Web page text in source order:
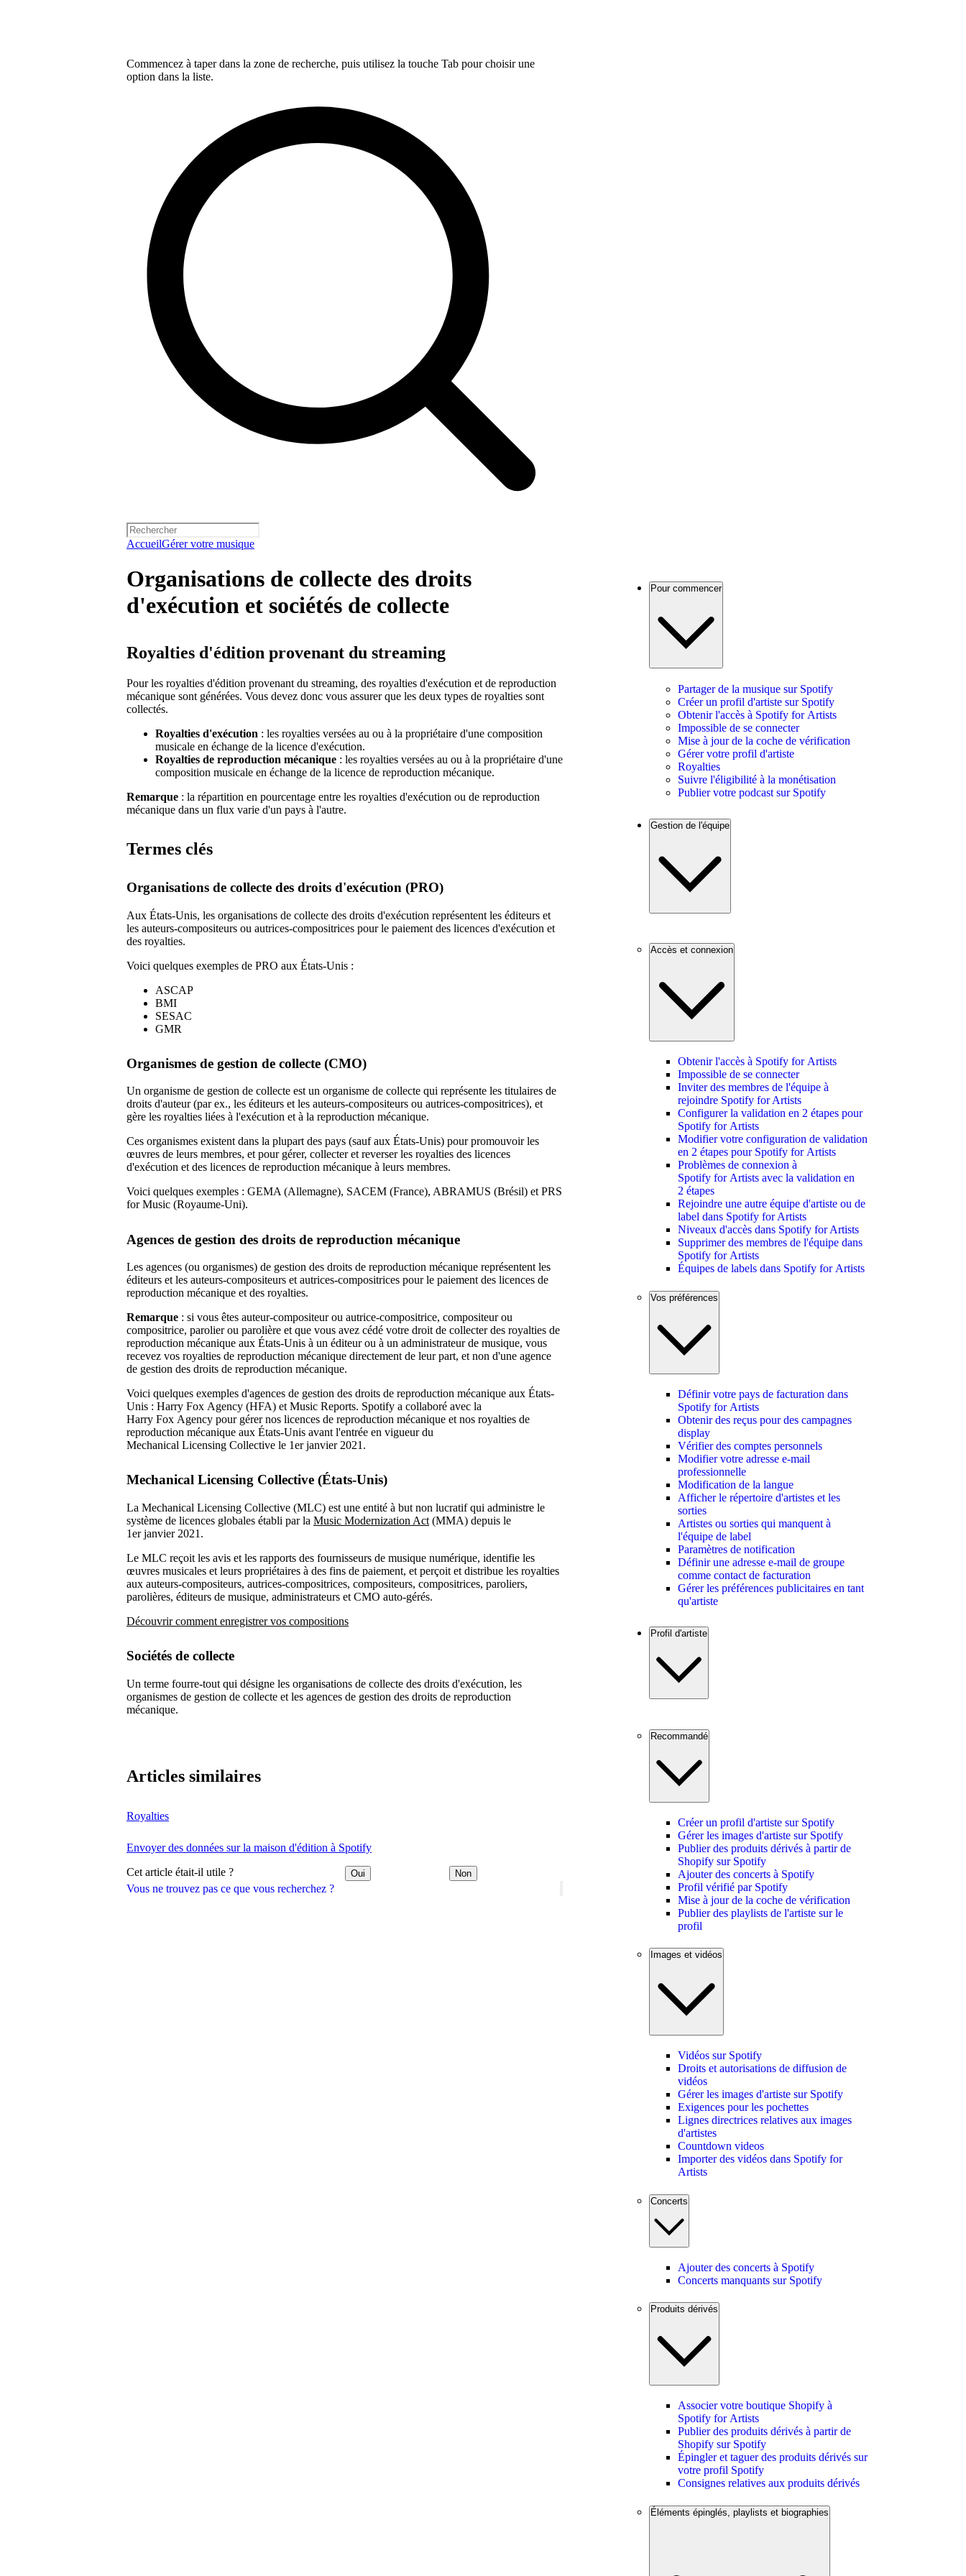
Commencez à taper dans la zone de recherche, puis utilisez la touche Tab pour choisir une
option dans la liste.
AccueilGérer votre musique
Vous ne trouvez pas ce que vous recherchez ?
Organisations de collecte des droits
d'exécution et sociétés de collecte
Royalties d'édition provenant du streaming
Pour les royalties d'édition provenant du streaming, des royalties d'exécution et de reproduction
mécanique sont générées. Vous devez donc vous assurer que les deux types de royalties sont
collectés.
Royalties d'exécution : les royalties versées au ou à la propriétaire d'une composition
musicale en échange de la licence d'exécution.
Royalties de reproduction mécanique : les royalties versées au ou à la propriétaire d'une
composition musicale en échange de la licence de reproduction mécanique.
Remarque : la répartition en pourcentage entre les royalties d'exécution ou de reproduction
mécanique dans un flux varie d'un pays à l'autre.
Termes clés
Organisations de collecte des droits d'exécution (PRO)
Aux États-Unis, les organisations de collecte des droits d'exécution représentent les éditeurs et
les auteurs-compositeurs ou autrices-compositrices pour le paiement des licences d'exécution et
des royalties.
Voici quelques exemples de PRO aux États-Unis :
ASCAP
BMI
SESAC
GMR
Organismes de gestion de collecte (CMO)
Un organisme de gestion de collecte est un organisme de collecte qui représente les titulaires de
droits d'auteur (par ex., les éditeurs et les auteurs-compositeurs ou autrices-compositrices), et
gère les royalties liées à l'exécution et à la reproduction mécanique.
Ces organismes existent dans la plupart des pays (sauf aux États-Unis) pour promouvoir les
œuvres de leurs membres, et pour gérer, collecter et reverser les royalties des licences
d'exécution et des licences de reproduction mécanique à leurs membres.
Voici quelques exemples : GEMA (Allemagne), SACEM (France), ABRAMUS (Brésil) et PRS
for Music (Royaume-Uni).
Agences de gestion des droits de reproduction mécanique
Les agences (ou organismes) de gestion des droits de reproduction mécanique représentent les
éditeurs et les auteurs-compositeurs et autrices-compositrices pour le paiement des licences de
reproduction mécanique et des royalties.
Remarque : si vous êtes auteur-compositeur ou autrice-compositrice, compositeur ou
compositrice, parolier ou parolière et que vous avez cédé votre droit de collecter des royalties de
reproduction mécanique aux États-Unis à un éditeur ou à un administrateur de musique, vous
recevez vos royalties de reproduction mécanique directement de leur part, et non d'une agence
de gestion des droits de reproduction mécanique.
Voici quelques exemples d'agences de gestion des droits de reproduction mécanique aux États-
Unis : Harry Fox Agency (HFA) et Music Reports. Spotify a collaboré avec la
Harry Fox Agency pour gérer nos licences de reproduction mécanique et nos royalties de
reproduction mécanique aux États-Unis avant l'entrée en vigueur du
Mechanical Licensing Collective le 1er janvier 2021.
Mechanical Licensing Collective (États-Unis)
La Mechanical Licensing Collective (MLC) est une entité à but non lucratif qui administre le
système de licences globales établi par la Music Modernization Act (MMA) depuis le
1er janvier 2021.
Le MLC reçoit les avis et les rapports des fournisseurs de musique numérique, identifie les
œuvres musicales et leurs propriétaires à des fins de paiement, et perçoit et distribue les royalties
aux auteurs-compositeurs, autrices-compositrices, compositeurs, compositrices, paroliers,
parolières, éditeurs de musique, administrateurs et CMO auto-gérés.
Découvrir comment enregistrer vos compositions
Sociétés de collecte
Un terme fourre-tout qui désigne les organisations de collecte des droits d'exécution, les
organismes de gestion de collecte et les agences de gestion des droits de reproduction
mécanique.
Articles similaires
Royalties
Envoyer des données sur la maison d'édition à Spotify
Cet article était-il utile ? Oui Non
Pour commencer
Partager de la musique sur Spotify
Créer un profil d'artiste sur Spotify
Obtenir l'accès à Spotify for Artists
Impossible de se connecter
Mise à jour de la coche de vérification
Gérer votre profil d'artiste
Royalties
Suivre l'éligibilité à la monétisation
Publier votre podcast sur Spotify
Gestion de l'équipe
Accès et connexion
Obtenir l'accès à Spotify for Artists
Impossible de se connecter
Inviter des membres de l'équipe à
rejoindre Spotify for Artists
Configurer la validation en 2 étapes pour
Spotify for Artists
Modifier votre configuration de validation
en 2 étapes pour Spotify for Artists
Problèmes de connexion à
Spotify for Artists avec la validation en
2 étapes
Rejoindre une autre équipe d'artiste ou de
label dans Spotify for Artists
Niveaux d'accès dans Spotify for Artists
Supprimer des membres de l'équipe dans
Spotify for Artists
Équipes de labels dans Spotify for Artists
Vos préférences
Définir votre pays de facturation dans
Spotify for Artists
Obtenir des reçus pour des campagnes
display
Vérifier des comptes personnels
Modifier votre adresse e-mail
professionnelle
Modification de la langue
Afficher le répertoire d'artistes et les
sorties
Artistes ou sorties qui manquent à
l'équipe de label
Paramètres de notification
Définir une adresse e-mail de groupe
comme contact de facturation
Gérer les préférences publicitaires en tant
qu'artiste
Profil d'artiste
Recommandé
Créer un profil d'artiste sur Spotify
Gérer les images d'artiste sur Spotify
Publier des produits dérivés à partir de
Shopify sur Spotify
Ajouter des concerts à Spotify
Profil vérifié par Spotify
Mise à jour de la coche de vérification
Publier des playlists de l'artiste sur le
profil
Images et vidéos
Vidéos sur Spotify
Droits et autorisations de diffusion de
vidéos
Gérer les images d'artiste sur Spotify
Exigences pour les pochettes
Lignes directrices relatives aux images
d'artistes
Countdown videos
Importer des vidéos dans Spotify for
Artists
Concerts
Ajouter des concerts à Spotify
Concerts manquants sur Spotify
Produits dérivés
Associer votre boutique Shopify à
Spotify for Artists
Publier des produits dérivés à partir de
Shopify sur Spotify
Épingler et taguer des produits dérivés sur
votre profil Spotify
Consignes relatives aux produits dérivés
Éléments épinglés, playlists et biographies